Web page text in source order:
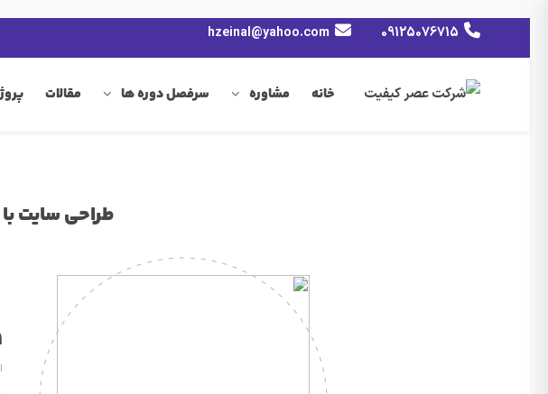
09125076715
hzeinal@yahoo.com
خانه مشاوره سرفصل دوره ها مقالات
طراحی سایت با
1. خرید